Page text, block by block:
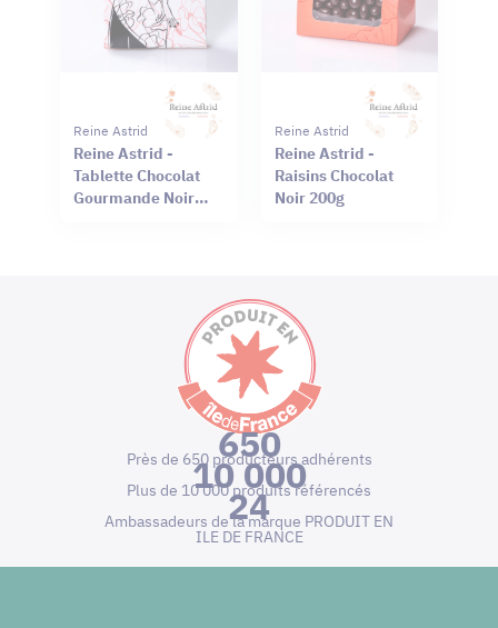
Reine Astrid
Reine Astrid -
Tablette Chocolat
Gourmande Noir
Reine Astrid
Reine Astrid -
Raisins Chocolat
Noir 200g
650
Près de 650 producteurs adhérents
10 000
Plus de 10 000 produits référencés
24
Ambassadeurs de la marque PRODUIT EN
ILE DE FRANCE